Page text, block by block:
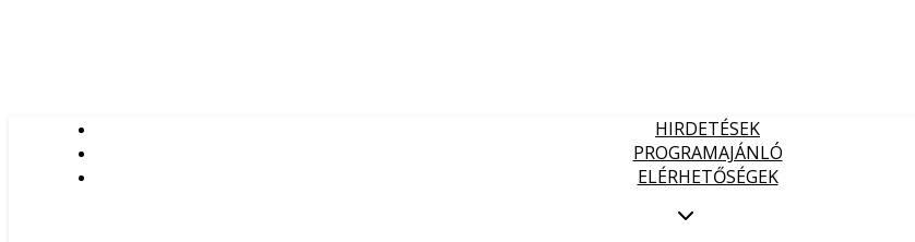
HIRDETÉSEK
PROGRAMAJÁNLÓ
ELÉRHETŐSÉGEK